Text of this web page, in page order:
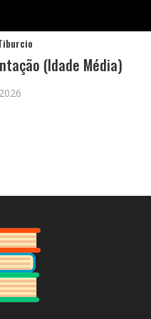
(Idade Média)